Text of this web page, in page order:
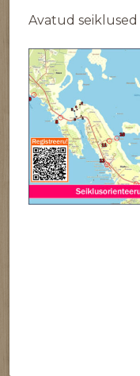
Avatud seiklused